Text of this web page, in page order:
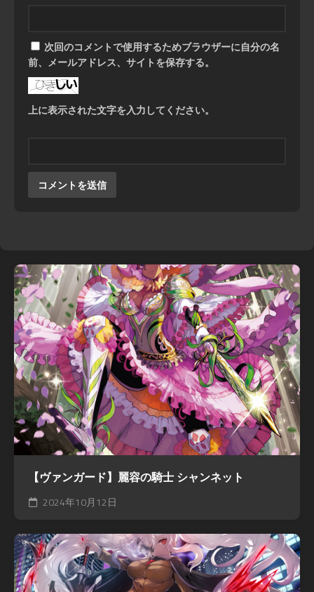
次回のコメントで使用するためブラウザーに自分の名
前、メールアドレス、サイトを保存する。
上に表示された文字を入力してください。
【ヴァンガード】麗容の騎士 シャンネット
2024年10月12日